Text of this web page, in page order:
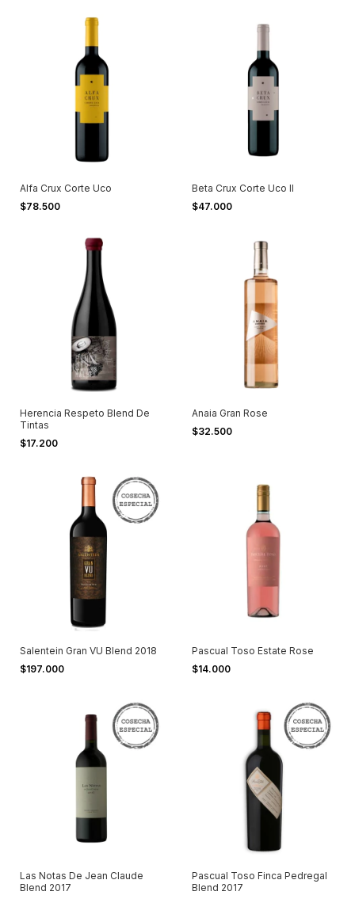
Alfa Crux Corte Uco
$78.500
Beta Crux Corte Uco II
$47.000
Herencia Respeto Blend De
Tintas
$17.200
Anaia Gran Rose
$32.500
Salentein Gran VU Blend 2018
$197.000
Pascual Toso Estate Rose
$14.000
Las Notas De Jean Claude
Blend 2017
Pascual Toso Finca Pedregal
Blend 2017